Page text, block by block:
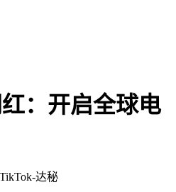
：开启全球电
TikTok-达秘